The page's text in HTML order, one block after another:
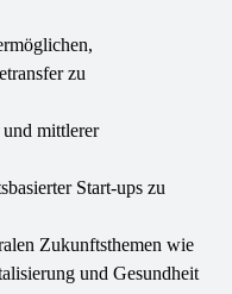
zu
mittlerer
Start-ups zu
Zukunftsthemen wie
und Gesundheit